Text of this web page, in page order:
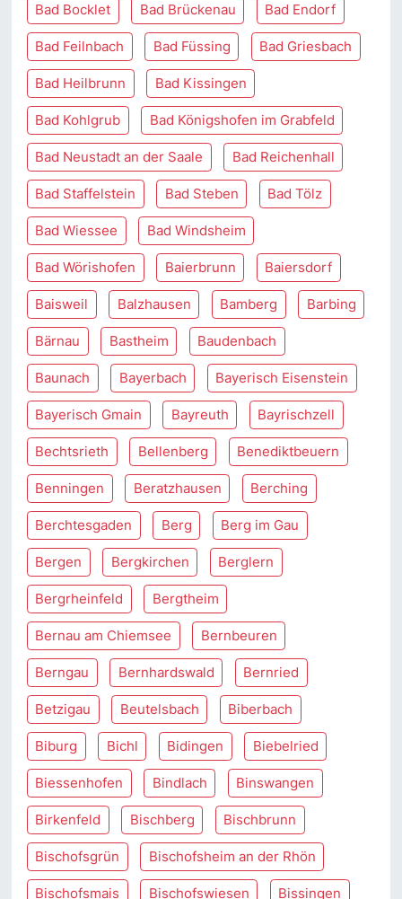
Bad Bocklet Bad Brückenau Bad Endorf
Bad Feilnbach Bad Füssing Bad Griesbach
Bad Heilbrunn Bad Kissingen
Bad Kohlgrub Bad Königshofen im Grabfeld
Bad Neustadt an der Saale Bad Reichenhall
Bad Staffelstein Bad Steben Bad Tölz
Bad Wiessee Bad Windsheim
Bad Wörishofen Baierbrunn Baiersdorf
Baisweil Balzhausen Bamberg Barbing
Bärnau Bastheim Baudenbach
Baunach Bayerbach Bayerisch Eisenstein
Bayerisch Gmain Bayreuth Bayrischzell
Bechtsrieth Bellenberg Benediktbeuern
Benningen Beratzhausen Berching
Berchtesgaden Berg Berg im Gau
Bergen Bergkirchen Berglern
Bergrheinfeld Bergtheim
Bernau am Chiemsee Bernbeuren
Berngau Bernhardswald Bernried
Betzigau Beutelsbach Biberbach
Biburg Bichl Bidingen Biebelried
Biessenhofen Bindlach Binswangen
Birkenfeld Bischberg Bischbrunn
Bischofsgrün Bischofsheim an der Rhön
Bischofsmais Bischofswiesen Bissingen